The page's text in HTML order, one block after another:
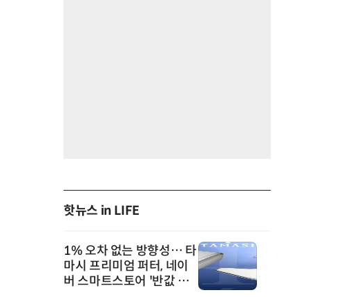
핫뉴스 in LIFE
1% 오차 없는 방향성… 타
마시 프리미엄 퍼터, 네이
버 스마트스토어 '반값 할